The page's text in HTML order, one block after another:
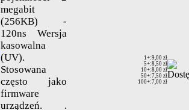
megabit
(256KB) -
120ns Wersja
kasowalna
(UV).
Stosowana
często jako
firmware
urządzeń. .
1+:9,00 zł
5+:8,50 zł
10+:8,00 zł
50+:7,50 zł
100+:7,00 zł